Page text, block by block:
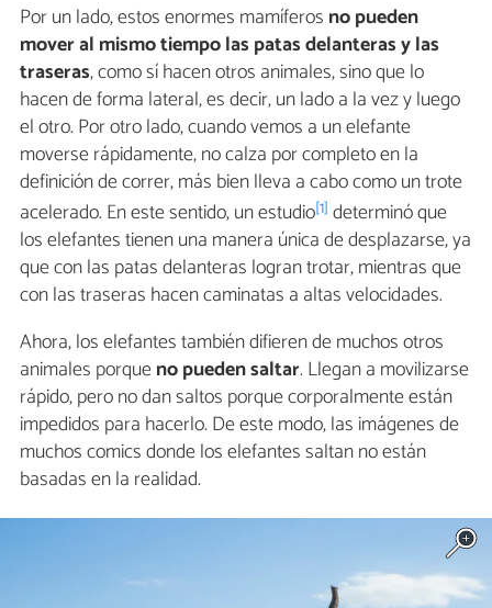
Por un lado, estos enormes mamíferos no pueden
mover al mismo tiempo las patas delanteras y las
traseras, como sí hacen otros animales, sino que lo
hacen de forma lateral, es decir, un lado a la vez y luego
el otro. Por otro lado, cuando vemos a un elefante
moverse rápidamente, no calza por completo en la
definición de correr, más bien lleva a cabo como un trote
acelerado. En este sentido, un estudio[1] determinó que
los elefantes tienen una manera única de desplazarse, ya
que con las patas delanteras logran trotar, mientras que
con las traseras hacen caminatas a altas velocidades.
Ahora, los elefantes también difieren de muchos otros
animales porqueno pueden saltar. Llegan a movilizarse
rápido, pero no dan saltos porque corporalmente están
impedidos para hacerlo. De este modo, las imágenes de
muchos comics donde los elefantes saltan no están
basadas en la realidad.